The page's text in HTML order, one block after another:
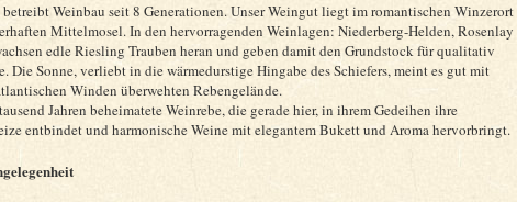
Weinbau seit 8 Generationen. Unser Weingut liegt im romantischen Winzerort
Mittelmosel. In den hervorragenden Weinlagen: Niederberg-Helden, Rosenlay
edle Riesling Trauben heran und geben damit den Grundstock für qualitativ
Die Sonne, verliebt in die wärmedurstige Hingabe des Schiefers, meint es gut mit
Winden überwehten Rebengelände.
Jahren beheimatete Weinrebe, die gerade hier, in ihrem Gedeihen ihre
entbindet und harmonische Weine mit elegantem Bukett und Aroma hervorbringt.